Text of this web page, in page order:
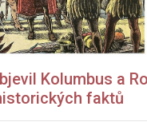
Kolumbus a
faktů